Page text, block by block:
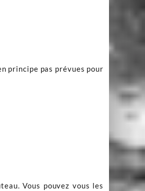
principe pas prévues pour
Vous pouvez vous les